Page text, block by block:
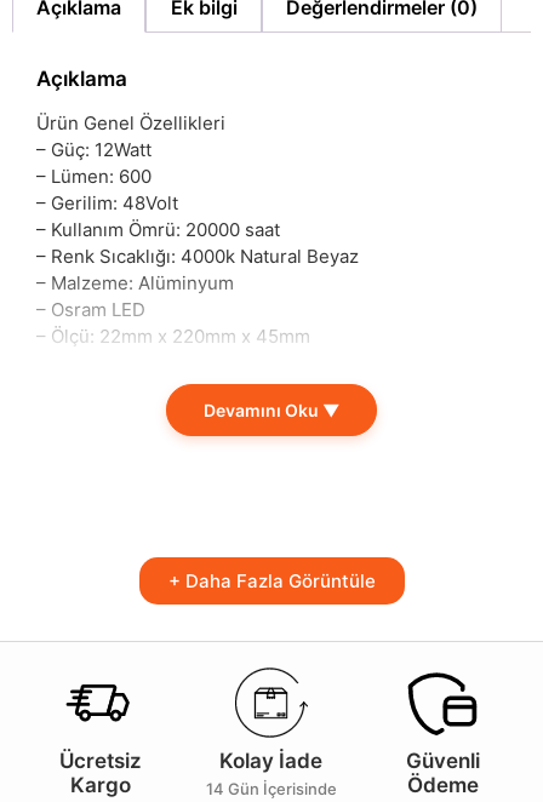
Açıklama Ek bilgi Değerlendirmeler (0)
Açıklama
Ürün Genel Özellikleri
– Güç: 12Watt
– Lümen: 600
– Gerilim: 48Volt
– Kullanım Ömrü: 20000 saat
– Renk Sıcaklığı: 4000k Natural Beyaz
– Malzeme: Alüminyum
– Osram LED
– Ölçü: 22mm x 220mm x 45mm
Modern yaşam alanlarınızı aydınlatmak için tasarlanmış
olan bu alüminyum LED aydınlatma, hem işlevselliği
hem de estetik duruşu ile dikkat çekiyor. 12Watt
profesyonel mekanlarda kullanıldığında ideal bir
Bu aydınlatma çözümü, 20000 saatlik uzun kullanım
ömrü ile tüketim maliyetlerinizi minimize ederken,
alüminyum malzemesi sayesinde dayanıklılık sunar.
Üstün Osram LED teknolojisi, enerji verimliliğini ve
parlaklığı artırarak aydınlatma performansını en üst
seviyeye taşır.
Devamını Oku ▼
+ Daha Fazla Görüntüle
Ücretsiz
Kargo
Kolay İade
14 Gün İçerisinde
Güvenli
Ödeme